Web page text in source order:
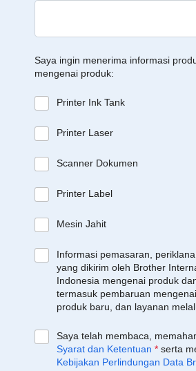
Saya ingin menerima informasi
mengenai produk:
Printer Ink Tank
Printer Laser
Scanner Dokumen
Printer Label
Mesin Jahit
Informasi pemasaran,
yang dikirim oleh Brother
Indonesia mengenai produk
termasuk pembaruan
produk baru, dan layanan
Saya telah membaca,
Syarat dan Ketentuan * serta
Kebijakan Perlindungan Data